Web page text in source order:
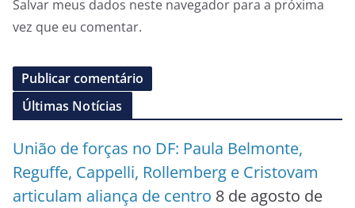
Salvar meus dados neste navegador para a próxima
vez que eu comentar.
Últimas Notícias
União de forças no DF: Paula Belmonte,
Reguffe, Cappelli, Rollemberg e Cristovam
articulam aliança de centro 8 de agosto de